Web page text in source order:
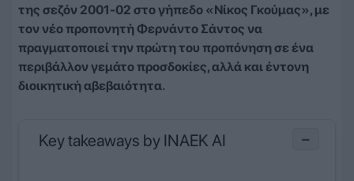
της σεζόν 2001-02 στο γήπεδο «Νίκος Γκούμας», με
τον νέο προπονητή Φερνάντο Σάντος να
πραγματοποιεί την πρώτη του προπόνηση σε ένα
περιβάλλον γεμάτο προσδοκίες, αλλά και έντονη
διοικητική αβεβαιότητα.
Key takeaways by INAEK AI −